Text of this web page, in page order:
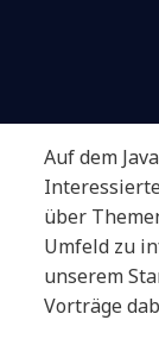
Auf dem
über
Umfeld zu
unserem
Vorträge